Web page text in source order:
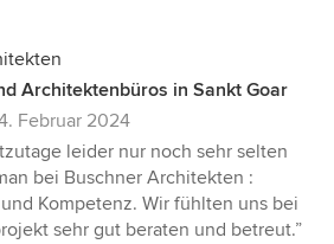
Architektenbüros in Sankt Goar
Februar 2024
leider nur noch sehr selten
bei Buschner Architekten :
Kompetenz. Wir fühlten uns bei
sehr gut beraten und betreut.”